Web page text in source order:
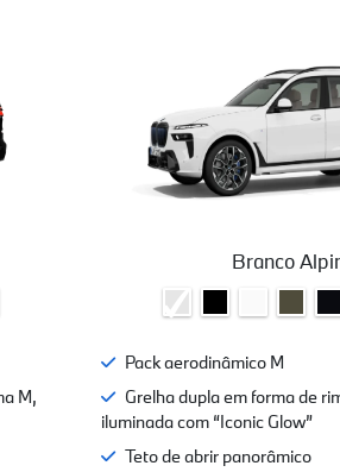
M,
Branco
Pack aerodinâmico M
Grelha dupla em forma de
iluminada com “Iconic Glow”
Teto de abrir panorâmico